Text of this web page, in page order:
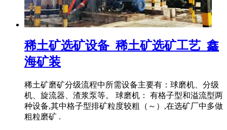
稀土矿选矿设备_稀土矿选矿工艺_鑫
海矿装
稀土矿磨矿分级流程中所需设备主要有：球磨机、分级
机、旋流器、渣浆泵等。 球磨机： 有格子型和溢流型两
种设备,其中格子型排矿粒度较粗（～）,在选矿厂中多做
粗粒磨矿 .